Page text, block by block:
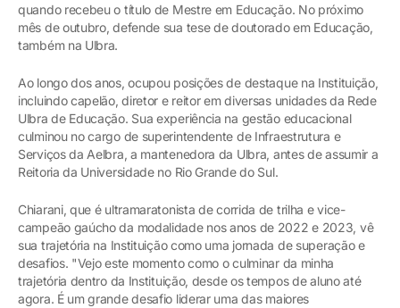
quando recebeu o título de Mestre em Educação. No próximo
mês de outubro, defende sua tese de doutorado em Educação,
também na Ulbra.
Ao longo dos anos, ocupou posições de destaque na Instituição,
incluindo capelão, diretor e reitor em diversas unidades da Rede
Ulbra de Educação. Sua experiência na gestão educacional
culminou no cargo de superintendente de Infraestrutura e
Serviços da Aelbra, a mantenedora da Ulbra, antes de assumir a
Reitoria da Universidade no Rio Grande do Sul.
Chiarani, que é ultramaratonista de corrida de trilha e vice-
campeão gaúcho da modalidade nos anos de 2022 e 2023, vê
sua trajetória na Instituição como uma jornada de superação e
desafios. "Vejo este momento como o culminar da minha
trajetória dentro da Instituição, desde os tempos de aluno até
agora. É um grande desafio liderar uma das maiores